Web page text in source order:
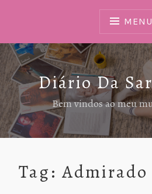
MENU
Diário Da
Bem vindos ao meu
Tag: Admirado